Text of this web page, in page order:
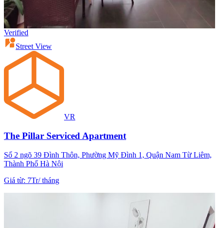
Verified
Street View
VR
The Pillar Serviced Apartment
Số 2 ngõ 39 Đình Thôn, Phường Mỹ Đình 1, Quận Nam Từ Liêm,
Thành Phố Hà Nội
Giá từ: 7Tr/tháng